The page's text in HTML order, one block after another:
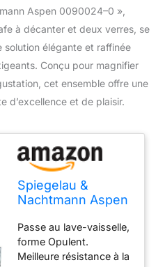
Aspen 0090024–0 »,
à décanter et deux verres, se
solution élégante et raffinée
Conçu pour magnifier
cet ensemble offre une
d’excellence et de plaisir.
Spiegelau &
Nachtmann Aspen
Whisky Ensemble
3 pièces Carafe à
décanter et Verres
Passe au lave-vaisselle,
forme Opulent.
Meilleure résistance à la